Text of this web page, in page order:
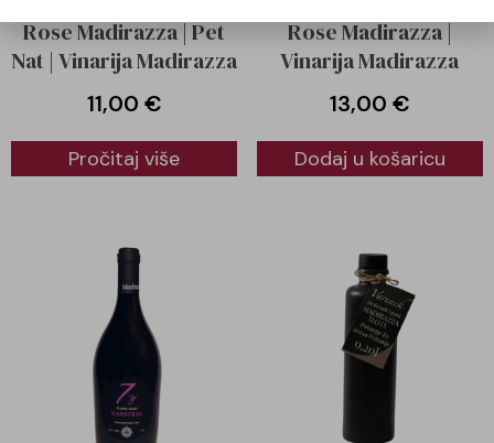
Rose Madirazza | Pet
Nat | Vinarija Madirazza
11,00 €
Pročitaj više
Rose Madirazza |
Vinarija Madirazza
13,00 €
Dodaj u košaricu